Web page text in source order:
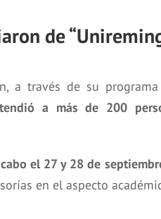
de
a través de su
a más de 200
el 27 y 28 de
en el aspecto